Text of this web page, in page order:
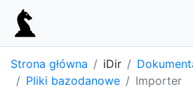
Strona główna iDir
Pliki bazodanowe
Importer